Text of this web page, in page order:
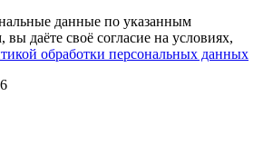
данные по указанным
даёте своё согласие на условиях,
обработки персональных данных